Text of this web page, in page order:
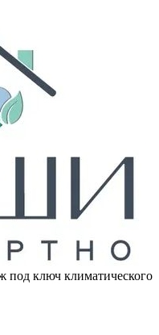
под ключ климатического